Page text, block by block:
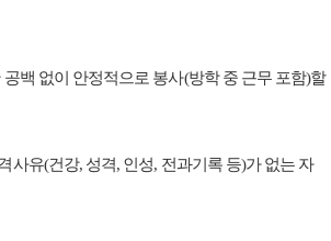
공백 없이 안정적으로 봉사(방학 중 근무 포함)할
사유(건강, 성격, 인성, 전과기록 등)가 없는 자